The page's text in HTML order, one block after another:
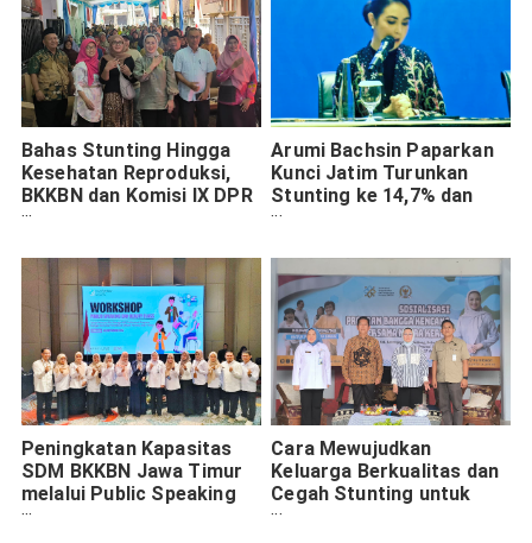
Bahas Stunting Hingga
Kesehatan Reproduksi,
BKKBN dan Komisi IX DPR
RI Gelar Bangga Kencana
Arumi Bachsin Paparkan
Kunci Jatim Turunkan
Stunting ke 14,7% dan
Strategi SDM 2045
Peningkatan Kapasitas
SDM BKKBN Jawa Timur
melalui Public Speaking
dan Grooming
Cara Mewujudkan
Keluarga Berkualitas dan
Cegah Stunting untuk
Indonesia Emas 2045